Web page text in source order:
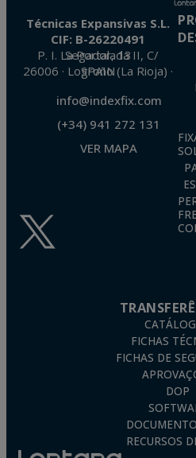
Técnicas Expansivas S.L.
CIF: B-26220491
P. I. La Portalada II, C/ Segador, 13
26006 · Logroño (La Rioja) · SPAIN
info@indexfix.com
(+34) 941 272 131
VER MAPA
FICHAS
FICHAS DE
DOP
RECURSOS